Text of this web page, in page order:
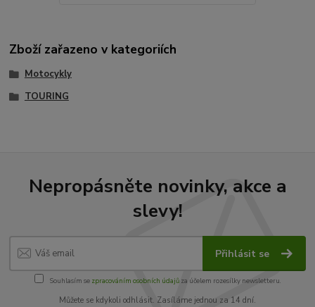
Zboží zařazeno v kategoriích
Motocykly
TOURING
Nepropásněte novinky, akce a
slevy!
Přihlásit se
Souhlasím se zpracováním osobních údajůza účelem rozesílky newsletteru.
Můžete se kdykoli odhlásit. Zasíláme jednou za 14 dní.